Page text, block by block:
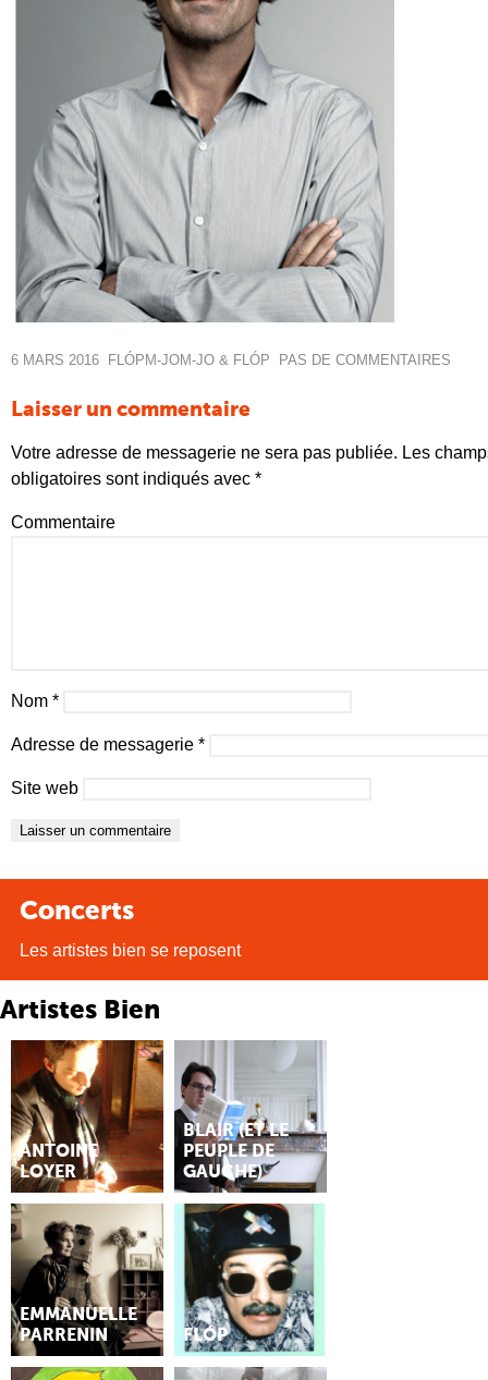
6 MARS 2016 FLÓP M-JOM-JO & FLÓP PAS DE COMMENTAIRES
Laisser un commentaire
Votre adresse de messagerie ne sera pas publiée. Les
obligatoires sont indiqués avec *
Commentaire
Nom *
Adresse de messagerie *
Site web
Concerts
Les artistes bien se reposent
Artistes Bien
ANTOINE
LOYER
BLAIR (ET LE
PEUPLE DE
GAUCHE)
EMMANUELLE
PARRENIN
FLÓP